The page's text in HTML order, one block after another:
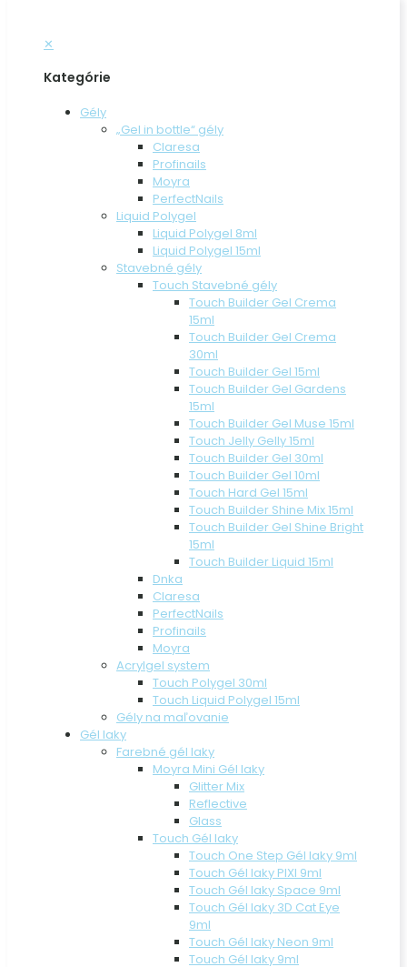
✕
Kategórie
Gély
„Gel in bottle“ gély
Claresa
Profinails
Moyra
PerfectNails
Liquid Polygel
Liquid Polygel 8ml
Liquid Polygel 15ml
Stavebné gély
Touch Stavebné gély
Touch Builder Gel Crema
15ml
Touch Builder Gel Crema
30ml
Touch Builder Gel 15ml
Touch Builder Gel Gardens
15ml
Touch Builder Gel Muse 15ml
Touch Jelly Gelly 15ml
Touch Builder Gel 30ml
Touch Builder Gel 10ml
Touch Hard Gel 15ml
Touch Builder Shine Mix 15ml
Touch Builder Gel Shine Bright
15ml
Touch Builder Liquid 15ml
Dnka
Claresa
PerfectNails
Profinails
Moyra
Acrylgel system
Touch Polygel 30ml
Touch Liquid Polygel 15ml
Gély na maľovanie
Gél laky
Farebné gél laky
Moyra Mini Gél laky
Glitter Mix
Reflective
Glass
Touch Gél laky
Touch One Step Gél laky 9ml
Touch Gél laky PIXI 9ml
Touch Gél laky Space 9ml
Touch Gél laky 3D Cat Eye
9ml
Touch Gél laky Neon 9ml
Touch Gél laky 9ml